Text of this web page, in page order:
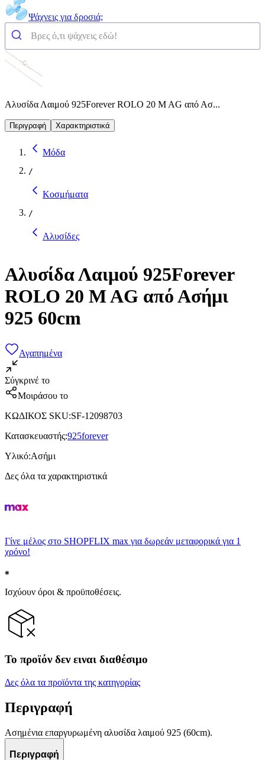
Ψάχνεις για δροσιά;
Αλυσίδα Λαιμού 925Forever ROLO 20 M AG από Ασ...
Περιγραφή Χαρακτηριστικά
Μόδα
/
Κοσμήματα
/
Αλυσίδες
Αλυσίδα Λαιμού 925Forever
ROLO 20 M AG από Ασήμι
925 60cm
Αγαπημένα
Σύγκρινέ το
Μοιράσου το
ΚΩΔΙΚΟΣ SKU:SF-12098703
Κατασκευαστής:925forever
Υλικό:Ασήμι
Δες όλα τα χαρακτηριστικά
Γίνε μέλος στο SHOPFLIX max για δωρεάν μεταφορικά για 1
χρόνο!
Ισχύουν όροι & προϋποθέσεις.
Το προϊόν δεν ειναι διαθέσιμο
Δες όλα τα προϊόντα της κατηγορίας
Περιγραφή
Ασημένια επαργυρωμένη αλυσίδα λαιμού 925 (60cm).
Περιγραφή